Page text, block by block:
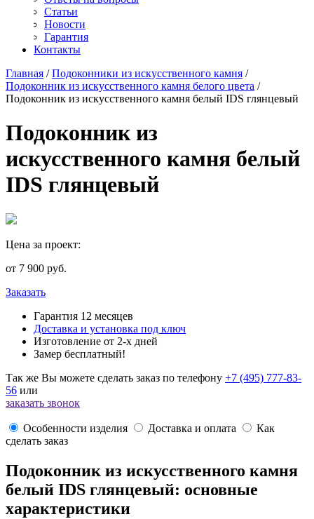
Статьи
Новости
Гарантия
Контакты
Главная /Подоконники из искусственного камня /
Подоконник из искусственного камня белого цвета /
Подоконник из искусственного камня белый IDS глянцевый
Подоконник из
искусственного камня белый
IDS глянцевый
Цена за проект:
от 7 900 руб.
Заказать
Гарантия 12 месяцев
Доставка и установка под ключ
Изготовление от 2-х дней
Замер бесплатный!
Так же Вы можете сделать заказ по телефону +7 (495) 777-83-
56 или
заказать звонок
Особенности изделия Доставка и оплата
Как
сделать заказ
Подоконник из искусственного камня
белый IDS глянцевый: основные
характеристики